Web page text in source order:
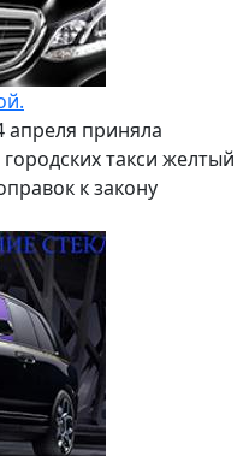
апреля приняла
такси желтый
к закону